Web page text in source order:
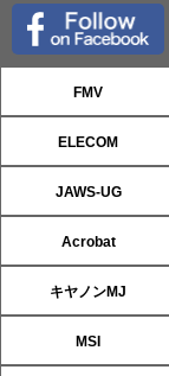
FMV
ELECOM
JAWS-UG
Acrobat
キヤノンMJ
MSI